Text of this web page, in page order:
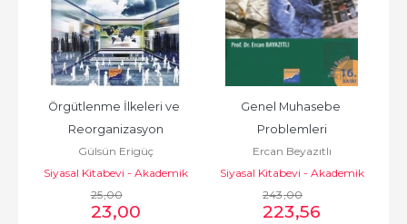
Örgütlenme İlkeleri ve
Reorganizasyon
Gülsün Erigüç
Siyasal Kitabevi - Akademik
Kitaplar
25,00
23,00
Genel Muhasebe
Problemleri
Ercan Beyazıtlı
Siyasal Kitabevi - Akademik
Kitaplar
243,00
223,56